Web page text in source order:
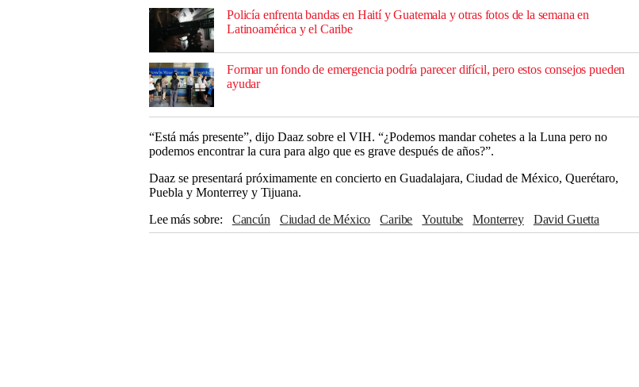
Policía enfrenta bandas en Haití y Guatemala y otras fotos de la semana en
Latinoamérica y el Caribe
Formar un fondo de emergencia podría parecer difícil, pero estos consejos pueden
ayudar
“Está más presente”, dijo Daaz sobre el VIH. “¿Podemos mandar cohetes a la Luna pero no
podemos encontrar la cura para algo que es grave después de años?”.
Daaz se presentará próximamente en concierto en Guadalajara, Ciudad de México, Querétaro,
Puebla y Monterrey y Tijuana.
Lee más sobre
Cancún Ciudad de México Caribe Youtube Monterrey
David Guetta
Avicii
Riviera Maya VIH Eagles Luna Guadalajara Puebla Tijuana